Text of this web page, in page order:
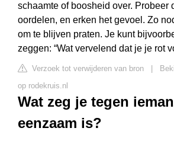
schaamte of boosheid over. Probeer
oordelen, en erken het gevoel. Zo
om te blijven praten. Je kunt
zeggen: “Wat vervelend dat je je rot
Verzoek tot verwijderen van bron
op rodekruis.nl
Wat zeg je tegen
eenzaam is?